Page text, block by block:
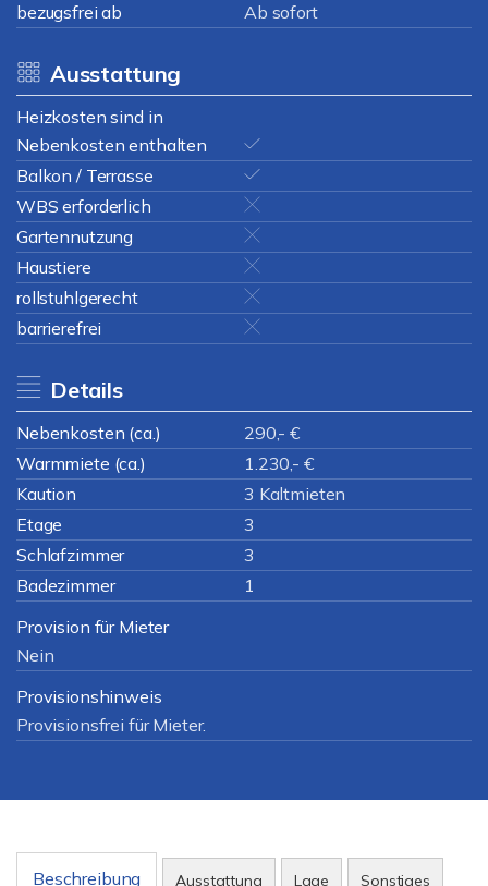
bezugsfrei ab
Ab sofort
Ausstattung
Heizkosten sind in
Nebenkosten enthalten
Balkon / Terrasse
WBS erforderlich
Gartennutzung
Haustiere
rollstuhlgerecht
barrierefrei
Details
Nebenkosten (ca.)
290,- €
Warmmiete (ca.)
1.230,- €
Kaution
3 Kaltmieten
Etage
3
Schlafzimmer
3
Badezimmer
1
Provision für Mieter
Nein
Provisionshinweis
Provisionsfrei für Mieter.
Beschreibung Ausstattung Lage Sonstiges